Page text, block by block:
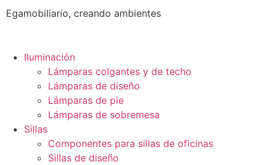
Egamobiliario, creando ambientes
Iluminación
Lámparas colgantes y de techo
Lámparas de diseño
Lámparas de pie
Lámparas de sobremesa
Sillas
Componentes para sillas de oficinas
Sillas de diseño